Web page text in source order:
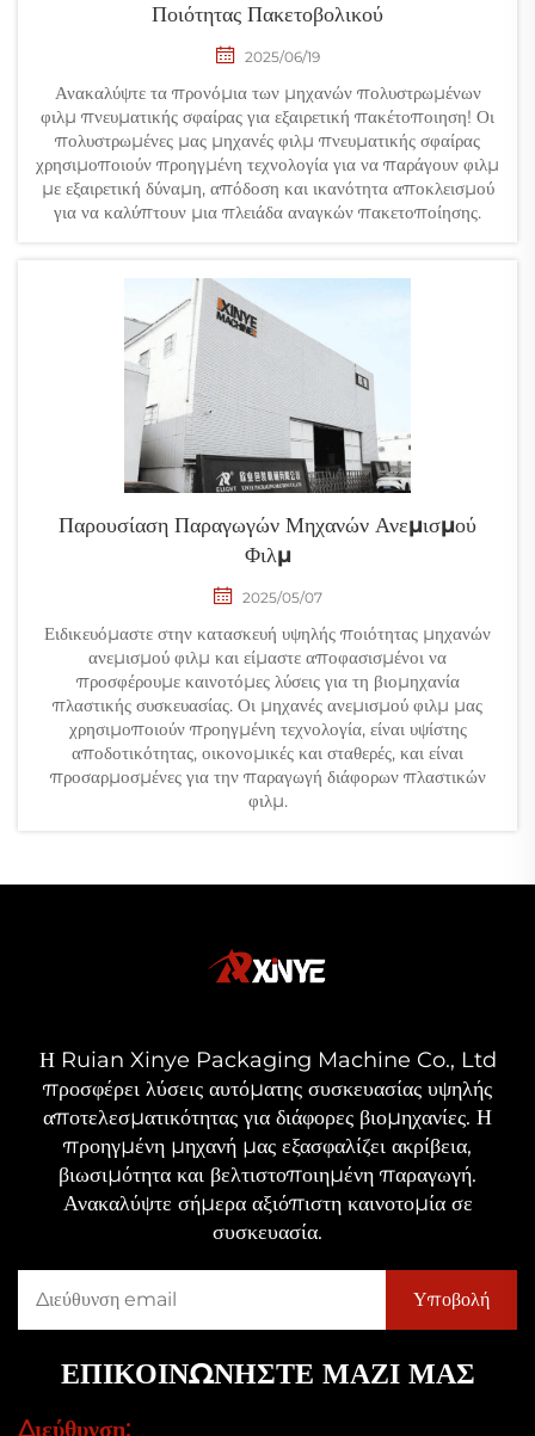
Ποιότητας Πακετοβολικού
2025/06/19
Ανακαλύψτε τα προνόμια των μηχανών πολυστρωμένων
φιλμ πνευματικής σφαίρας για εξαιρετική πακέτοποιηση! Οι
πολυστρωμένες μας μηχανές φιλμ πνευματικής σφαίρας
χρησιμοποιούν προηγμένη τεχνολογία για να παράγουν φιλμ
με εξαιρετική δύναμη, απόδοση και ικανότητα αποκλεισμού
για να καλύπτουν μια πλειάδα αναγκών πακετοποίησης.
Παρουσίαση Παραγωγών Μηχανών Ανεμισμού
Φιλμ
2025/05/07
Ειδικευόμαστε στην κατασκευή υψηλής ποιότητας μηχανών
ανεμισμού φιλμ και είμαστε αποφασισμένοι να
προσφέρουμε καινοτόμες λύσεις για τη βιομηχανία
πλαστικής συσκευασίας. Οι μηχανές ανεμισμού φιλμ μας
χρησιμοποιούν προηγμένη τεχνολογία, είναι υψίστης
αποδοτικότητας, οικονομικές και σταθερές, και είναι
προσαρμοσμένες για την παραγωγή διάφορων πλαστικών
φιλμ.
Η Ruian Xinye Packaging Machine Co., Ltd
προσφέρει λύσεις αυτόματης συσκευασίας υψηλής
αποτελεσματικότητας για διάφορες βιομηχανίες. Η
προηγμένη μηχανή μας εξασφαλίζει ακρίβεια,
βιωσιμότητα και βελτιστοποιημένη παραγωγή.
Ανακαλύψτε σήμερα αξιόπιστη καινοτομία σε
συσκευασία.
ΕΠΙΚΟΙΝΩΝΗΣΤΕ ΜΑΖΙ ΜΑΣ
Διεύθυνση: